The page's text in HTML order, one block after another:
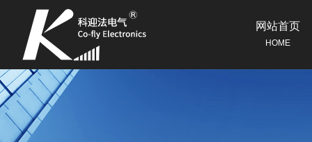
网站首页
HOME